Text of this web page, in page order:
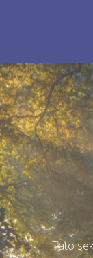
Tato